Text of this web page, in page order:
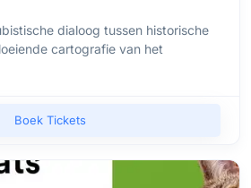
dialoog tussen historische
cartografie van het
Boek Tickets